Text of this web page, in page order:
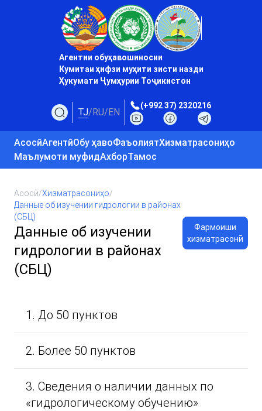
Агентии обуҳавошиносии
Кумитаи ҳифзи муҳити зисти назди
Ҳукумати Ҷумҳурии Тоҷикистон
TJ/RU/EN
(+992 37) 2320216
АсосӣАгентӣОбу ҳавоФаъолиятХизматрасониҳо
Маълумоти муфидАхборТамос
Асосӣ/Хизматрасониҳо/
Данные об изучении гидрологии в районах
(СБЦ)
Данные об изучении
гидрологии в районах
(СБЦ)
Фармоиши
хизматрасонӣ
1. До 50 пунктов
2. Более 50 пунктов
3. Сведения о наличии данных по
«гидрологическому обучению»